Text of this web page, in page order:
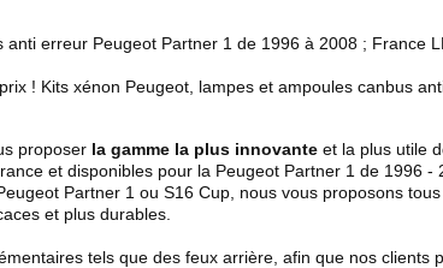
anti erreur Peugeot Partner 1 de 1996 à 2008 ; France
! Kits xénon Peugeot, lampes et ampoules canbus
proposer la gamme la plus innovante et la plus utile
et disponibles pour la Peugeot Partner 1 de 1996 -
Partner 1 ou S16 Cup, nous vous proposons
et plus durables.
tels que des feux arrière, afin que nos clients